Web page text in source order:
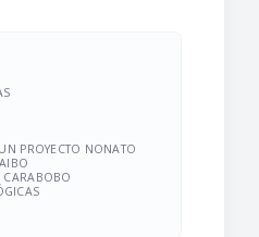
PROYECTO NONATO
CARABOBO